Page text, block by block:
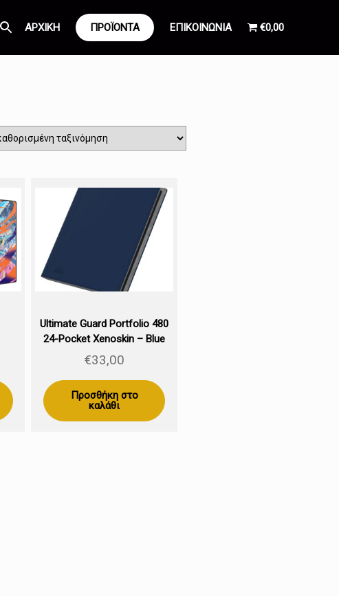
ΑΡΧΙΚΗ ΠΡΟΪΟΝΤΑ ΕΠΙΚΟΙΝΩΝΙΑ €0,00
Ultimate Guard Portfolio 480
24-Pocket Xenoskin – Blue
€33,00
Προσθήκη στο
καλάθι